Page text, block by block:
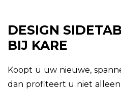
DESIGN
BIJ KARE
Koopt u uw nieuwe,
dan profiteert u niet